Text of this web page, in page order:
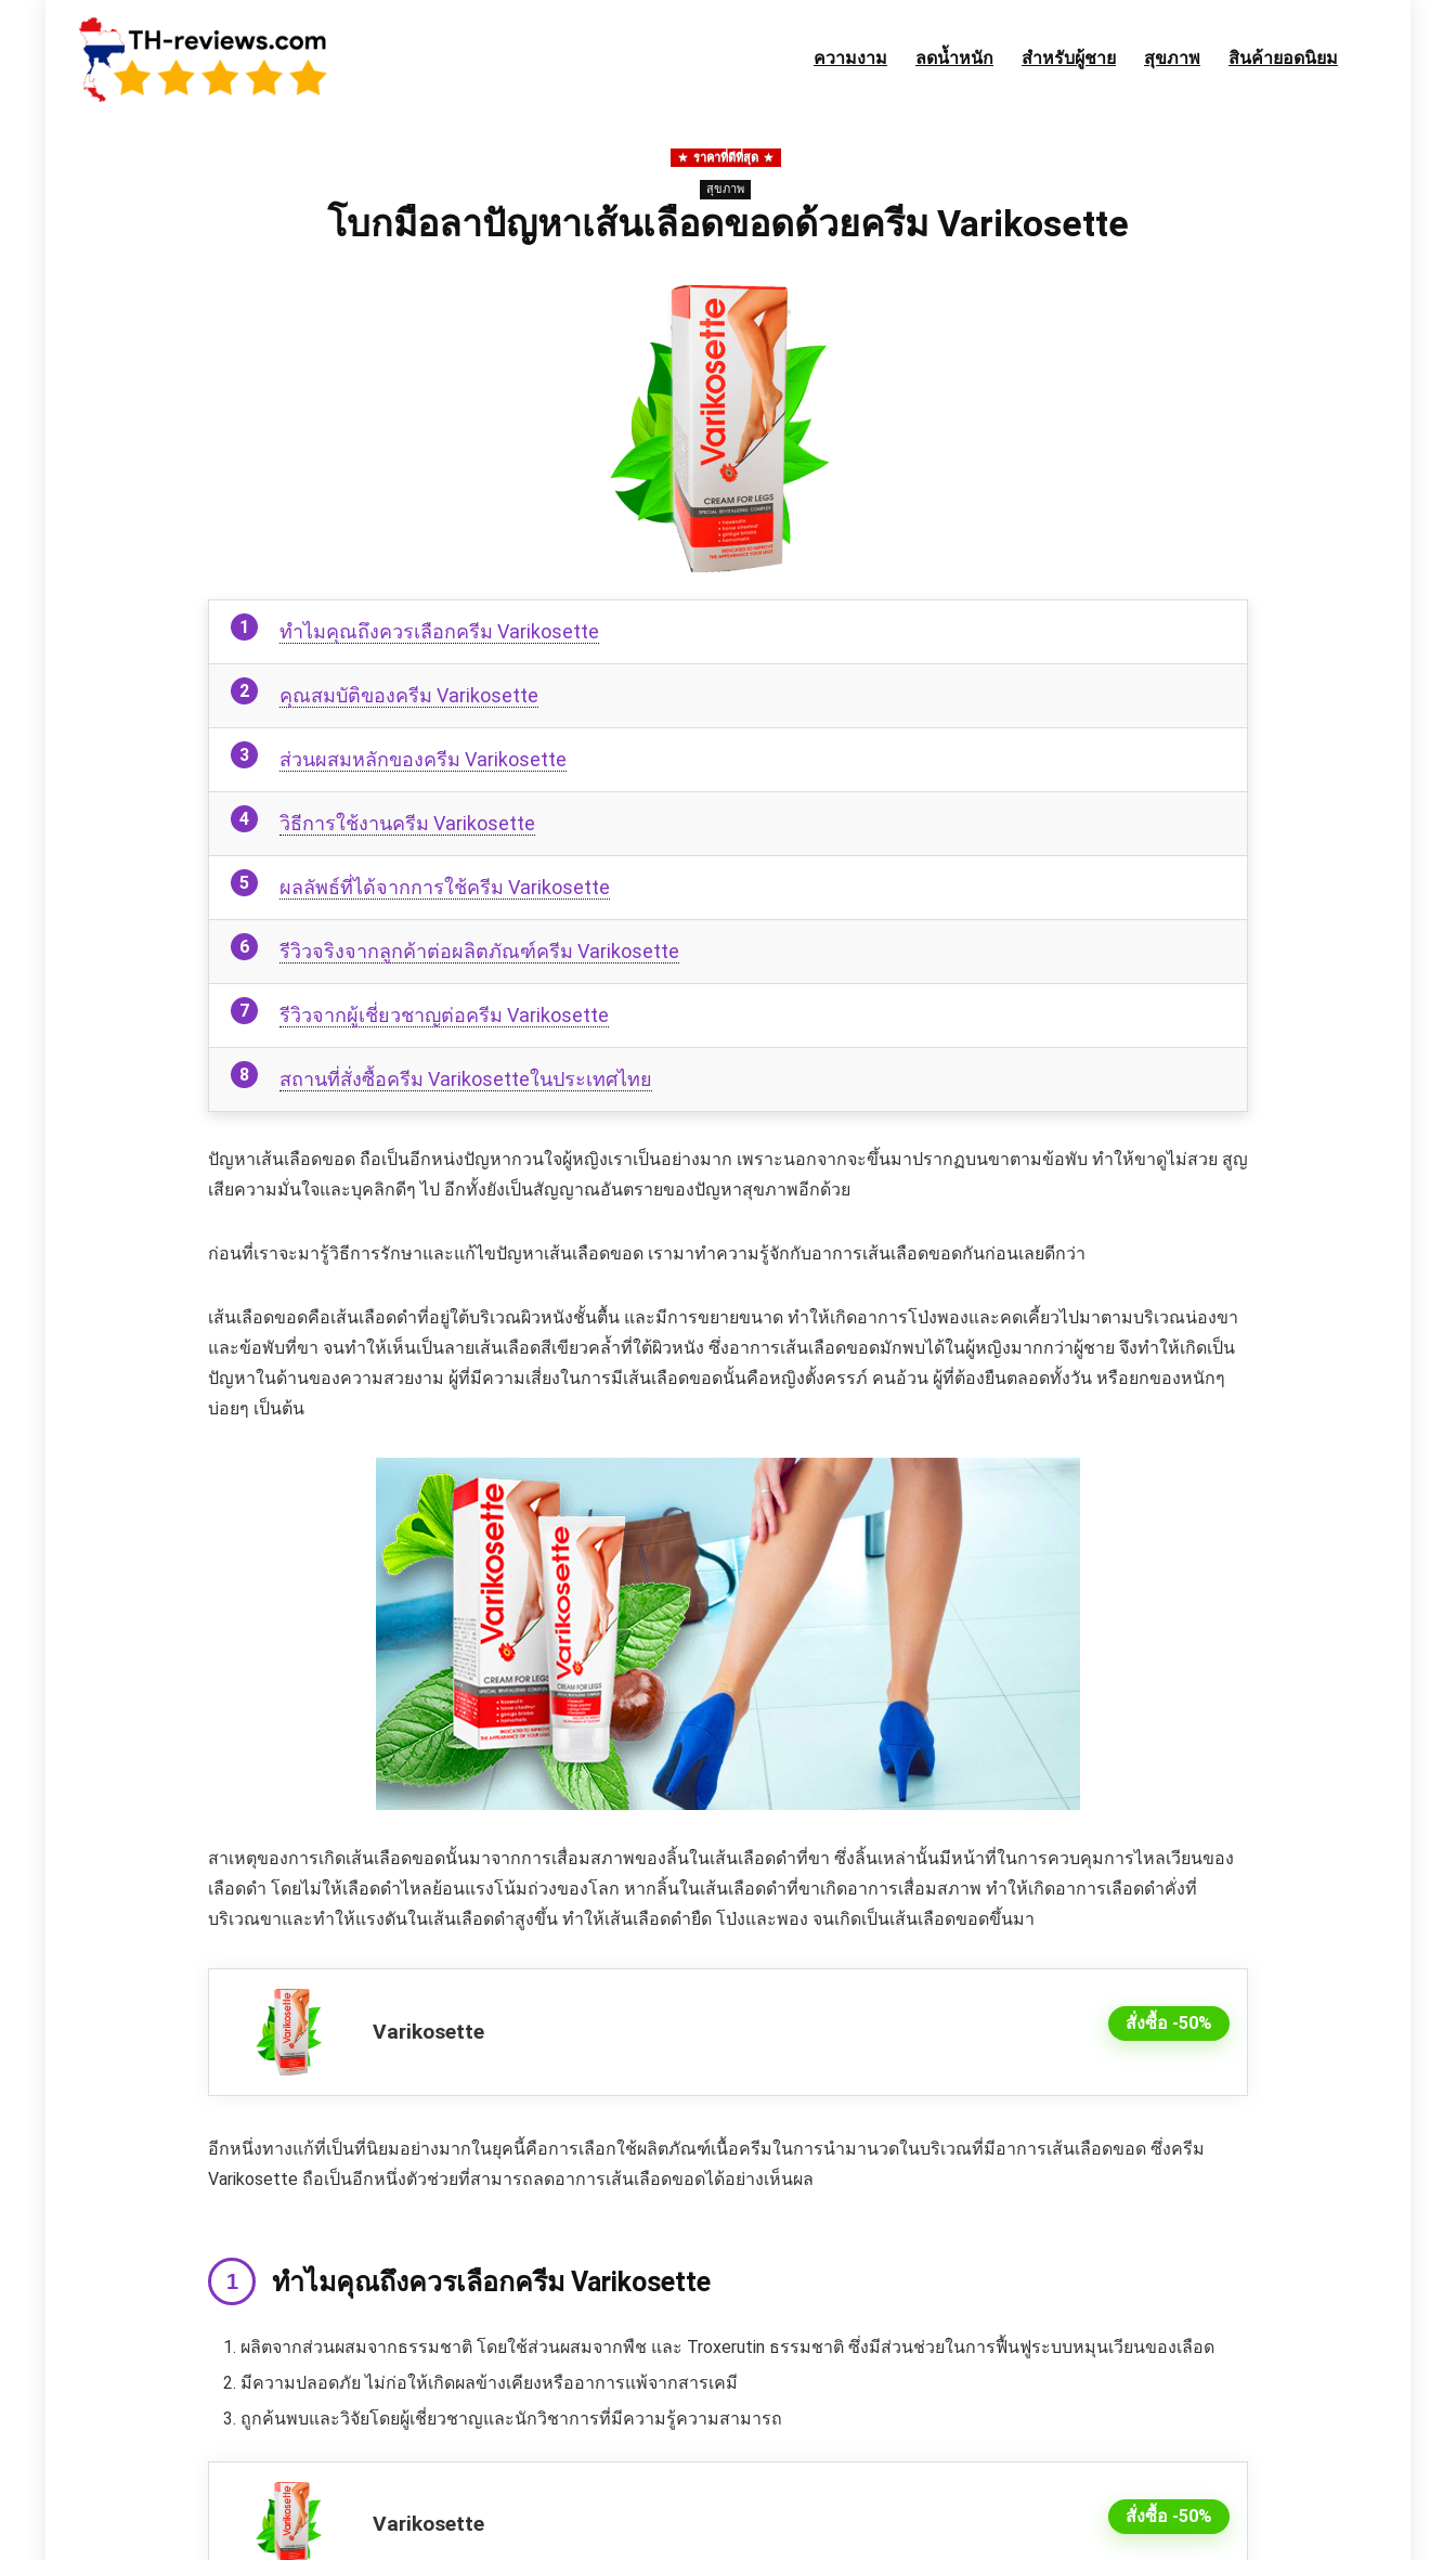
ความงาม ลดน้ำหนัก สำหรับผู้ชาย สุขภาพ สินค้ายอดนิยม
ราคาที่ดีที่สุด
สุขภาพ
โบกมือลาปัญหาเส้นเลือดขอดด้วยครีม Varikosette
ทำไมคุณถึงควรเลือกครีม Varikosette
คุณสมบัติของครีม Varikosette
ส่วนผสมหลักของครีม Varikosette
วิธีการใช้งานครีม Varikosette
ผลลัพธ์ที่ได้จากการใช้ครีม Varikosette
รีวิวจริงจากลูกค้าต่อผลิตภัณฑ์ครีม Varikosette
รีวิวจากผู้เชี่ยวชาญต่อครีม Varikosette
สถานที่สั่งซื้อครีม Varikosetteในประเทศไทย
ปัญหาเส้นเลือดขอด ถือเป็นอีกหน่งปัญหากวนใจผู้หญิงเราเป็นอย่างมาก เพราะนอกจากจะขึ้นมาปรากฏบนขาตามข้อพับ ทำให้ขาดูไม่สวย สูญ
เสียความมั่นใจและบุคลิกดีๆ ไป อีกทั้งยังเป็นสัญญาณอันตรายของปัญหาสุขภาพอีกด้วย
ก่อนที่เราจะมารู้วิธีการรักษาและแก้ไขปัญหาเส้นเลือดขอด เรามาทำความรู้จักกับอาการเส้นเลือดขอดกันก่อนเลยดีกว่า
เส้นเลือดขอดคือเส้นเลือดดำที่อยู่ใต้บริเวณผิวหนังชั้นตื้น และมีการขยายขนาด ทำให้เกิดอาการโป่งพองและคดเคี้ยวไปมาตามบริเวณน่องขา
และข้อพับที่ขา จนทำให้เห็นเป็นลายเส้นเลือดสีเขียวคล้ำที่ใต้ผิวหนัง ซึ่งอาการเส้นเลือดขอดมักพบได้ในผู้หญิงมากกว่าผู้ชาย จึงทำให้เกิดเป็น
ปัญหาในด้านของความสวยงาม ผู้ที่มีความเสี่ยงในการมีเส้นเลือดขอดนั้นคือหญิงตั้งครรภ์ คนอ้วน ผู้ที่ต้องยืนตลอดทั้งวัน หรือยกของหนักๆ
บ่อยๆ เป็นต้น
สาเหตุของการเกิดเส้นเลือดขอดนั้นมาจากการเสื่อมสภาพของลิ้นในเส้นเลือดดำที่ขา ซึ่งลิ้นเหล่านั้นมีหน้าที่ในการควบคุมการไหลเวียนของ
เลือดดำ โดยไม่ให้เลือดดำไหลย้อนแรงโน้มถ่วงของโลก หากลิ้นในเส้นเลือดดำที่ขาเกิดอาการเสื่อมสภาพ ทำให้เกิดอาการเลือดดำคั่งที่
บริเวณขาและทำให้แรงดันในเส้นเลือดดำสูงขึ้น ทำให้เส้นเลือดดำยืด โป่งและพอง จนเกิดเป็นเส้นเลือดขอดขึ้นมา
Varikosette สั่งซื้อ -50%
อีกหนึ่งทางแก้ที่เป็นที่นิยมอย่างมากในยุคนี้คือการเลือกใช้ผลิตภัณฑ์เนื้อครีมในการนำมานวดในบริเวณที่มีอาการเส้นเลือดขอด ซึ่งครีม
Varikosette ถือเป็นอีกหนึ่งตัวช่วยที่สามารถลดอาการเส้นเลือดขอดได้อย่างเห็นผล
ทำไมคุณถึงควรเลือกครีม Varikosette
ผลิตจากส่วนผสมจากธรรมชาติ โดยใช้ส่วนผสมจากพืช และ Troxerutin ธรรมชาติ ซึ่งมีส่วนช่วยในการฟื้นฟูระบบหมุนเวียนของเลือด
มีความปลอดภัย ไม่ก่อให้เกิดผลข้างเคียงหรืออาการแพ้จากสารเคมี
ถูกค้นพบและวิจัยโดยผู้เชี่ยวชาญและนักวิชาการที่มีความรู้ความสามารถ
Varikosette สั่งซื้อ -50%